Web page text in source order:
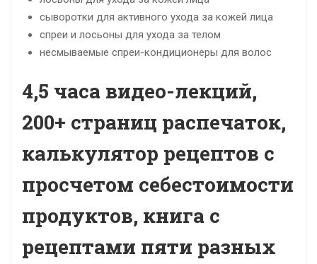
сыворотки для активного ухода за кожей лица
спреи и лосьоны для ухода за телом
несмываемые спреи-кондиционеры для волос
4,5 часа видео-лекций,
200+ страниц распечаток,
калькулятор рецептов с
просчетом себестоимости
продуктов, книга с
рецептами пяти разных